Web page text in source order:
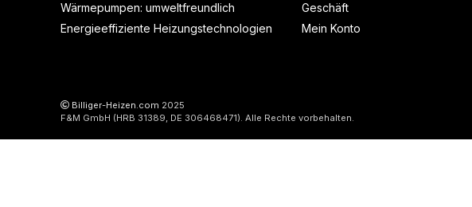
Wärmepumpen: umweltfreundlich
Energieeffiziente Heizungstechnologien
Geschäft
Mein Konto
Billiger-Heizen.com 2025
F&M GmbH (HRB 31389, DE 306468471). Alle Rechte vorbehalten.